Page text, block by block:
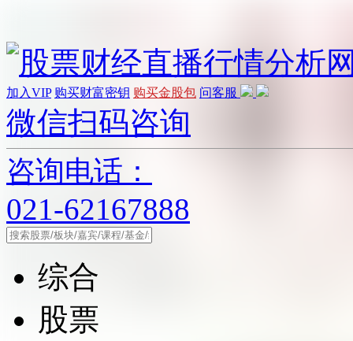
加入VIP 购买财富密钥 购买金股包 问客服
微信扫码咨询
咨询电话：
021-62167888
综合
股票